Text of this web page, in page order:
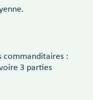
commanditaires :
3 parties